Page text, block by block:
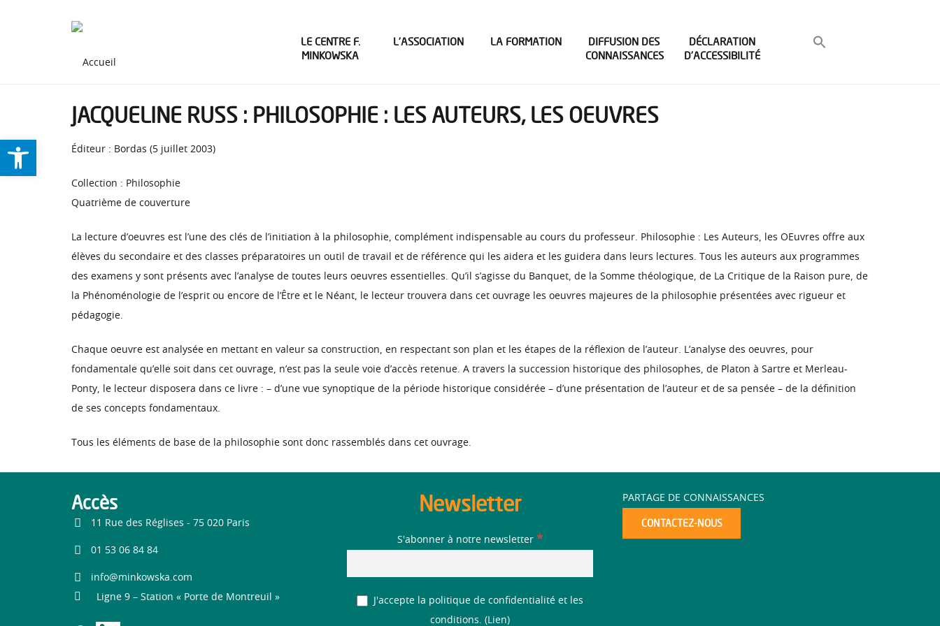
Ouvrir la barre d’outils
LE CENTRE F.
MINKOWSKA
L’ASSOCIATION LA FORMATION
DIFFUSION DES
CONNAISSANCES
DÉCLARATION
D’ACCESSIBILITÉ
JACQUELINE RUSS : PHILOSOPHIE : LES AUTEURS, LES OEUVRES
Éditeur : Bordas (5 juillet 2003)
Collection : Philosophie
Quatrième de couverture
La lecture d’oeuvres est l’une des clés de l’initiation à la philosophie, complément indispensable au cours du professeur. Philosophie : Les Auteurs, les OEuvres offre aux
élèves du secondaire et des classes préparatoires un outil de travail et de référence qui les aidera et les guidera dans leurs lectures. Tous les auteurs aux programmes
des examens y sont présents avec l’analyse de toutes leurs oeuvres essentielles. Qu’il s’agisse du Banquet, de la Somme théologique, de La Critique de la Raison pure, de
la Phénoménologie de l’esprit ou encore de l’Être et le Néant, le lecteur trouvera dans cet ouvrage les oeuvres majeures de la philosophie présentées avec rigueur et
pédagogie.
Chaque oeuvre est analysée en mettant en valeur sa construction, en respectant son plan et les étapes de la réflexion de l’auteur. L’analyse des oeuvres, pour
fondamentale qu’elle soit dans cet ouvrage, n’est pas la seule voie d’accès retenue. A travers la succession historique des philosophes, de Platon à Sartre et Merleau-
Ponty, le lecteur disposera dans ce livre : – d’une vue synoptique de la période historique considérée – d’une présentation de l’auteur et de sa pensée – de la définition
de ses concepts fondamentaux.
Tous les éléments de base de la philosophie sont donc rassemblés dans cet ouvrage.
Accès
11 Rue des Réglises - 75 020 Paris
01 53 06 84 84
info@minkowska.com
Ligne 9 – Station « Porte de Montreuil »
Newsletter
S'abonner à notre newsletter *
J'accepte la politique de confidentialité et les
conditions. ( Lien)
PARTAGE DE CONNAISSANCES
CONTACTEZ-NOUS